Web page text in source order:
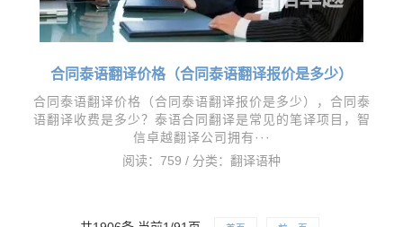
合同泰语翻译价格（合同泰语翻译报价是多少）
合同泰语翻译价格（合同泰语翻译报价是多少），​合同泰
语翻译收费是多少？泰语合同翻译是常见的笔译项目，智
信卓越翻译公司拥有···
阅读：759 / 分类： 翻译语种